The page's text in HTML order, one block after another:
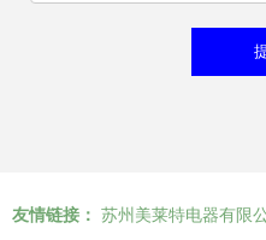
友情链接： 苏州美莱特电器有限